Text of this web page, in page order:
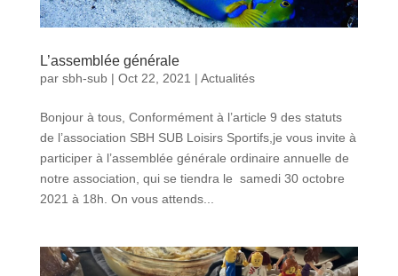
L’assemblée générale
par sbh-sub| Oct 22, 2021 | Actualités
Bonjour à tous, Conformément à l’article 9 des statuts
de l’association SBH SUB Loisirs Sportifs,je vous invite à
participer à l’assemblée générale ordinaire annuelle de
notre association, qui se tiendra le samedi 30 octobre
2021 à 18h. On vous attends...